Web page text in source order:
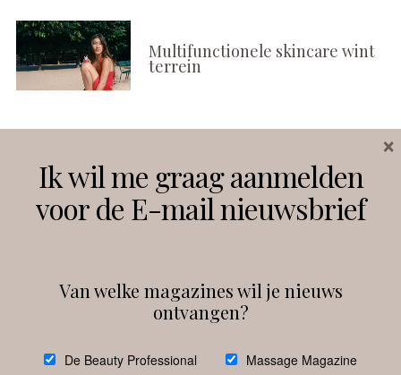
Multifunctionele skincare wint
terrein
Instagram Facebook
debeautyprofessional
Ik wil me graag aanmelden
voor de E-mail nieuwsbrief
Van welke magazines wil je nieuws
ontvangen?
De Beauty Professional Massage Magazine
×